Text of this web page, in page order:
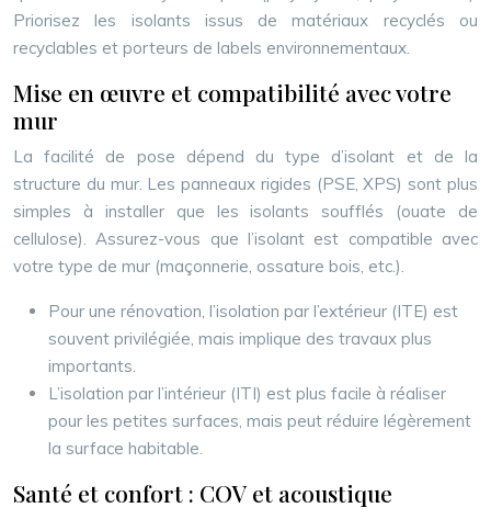
Priorisez les isolants issus de matériaux recyclés ou
recyclables et porteurs de labels environnementaux.
Mise en œuvre et compatibilité avec votre
mur
La facilité de pose dépend du type d’isolant et de la
structure du mur. Les panneaux rigides (PSE, XPS) sont plus
simples à installer que les isolants soufflés (ouate de
cellulose). Assurez-vous que l’isolant est compatible avec
votre type de mur (maçonnerie, ossature bois, etc.).
Pour une rénovation, l’isolation par l’extérieur (ITE) est
souvent privilégiée, mais implique des travaux plus
importants.
L’isolation par l’intérieur (ITI) est plus facile à réaliser
pour les petites surfaces, mais peut réduire légèrement
la surface habitable.
Santé et confort : COV et acoustique